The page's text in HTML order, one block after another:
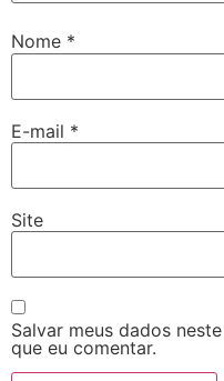
Nome *
E-mail *
Site
Salvar meus dados
que eu comentar.